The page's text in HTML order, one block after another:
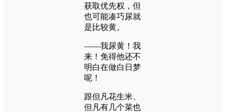
获取优先权，但
也可能凑巧尿就
是比较黄。
——我尿黄！我
来！免得他还不
明白在做白日梦
呢！
跟但凡花生米、
但凡有几个菜也